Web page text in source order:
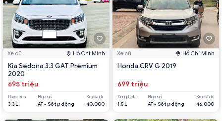
Xe cũ Hồ Chí Minh
Kia Sedona 3.3 GAT Premium
2020
695 triệu
Dung tích
3.3 L
Hộp số
AT - Số tự động
Km đã đi
40,000
Xe cũ Hồ Chí Minh
Honda CRV G 2019
699 triệu
Dung tích
1.5 L
Hộp số
AT - Số tự động
Km đã đi
46,000